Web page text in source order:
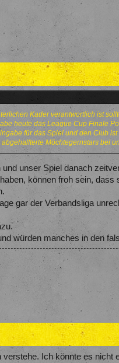
Kader verantwortlich ist
heute das League Cup Finale
für das Spiel und den Club
Möchtegernstars bei
und unser Spiel danach
können froh sein,
gar der Verbandsliga
würden manches in den
verstehe. Ich könnte es